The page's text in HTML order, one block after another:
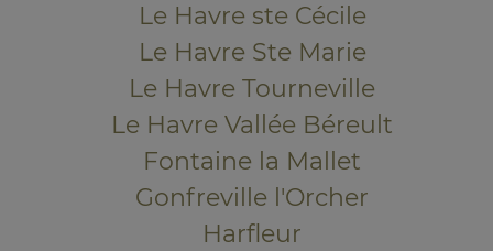
Le Havre ste Cécile
Le Havre Ste Marie
Le Havre Tourneville
Le Havre Vallée Béreult
Fontaine la Mallet
Gonfreville l'Orcher
Harfleur